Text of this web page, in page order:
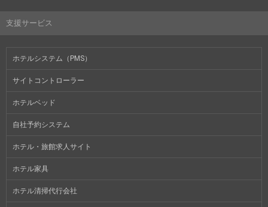
支援サービス
ホテルシステム（PMS）
サイトコントローラー
ホテルベッド
自社予約システム
ホテル・旅館求人サイト
ホテル家具
ホテル清掃代行会社